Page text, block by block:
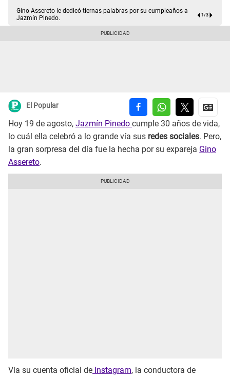
Gino Assereto le dedicó tiernas palabras por su cumpleaños a
Jazmín Pinedo.
1/3
El Popular
Hoy 19 de agosto, Jazmín Pinedo cumple 30 años de vida,
lo cuál ella celebró a lo grande vía sus redes sociales. Pero,
la gran sorpresa del día fue la hecha por su expareja Gino
Assereto.
Vía su cuenta oficial de Instagram, la conductora de